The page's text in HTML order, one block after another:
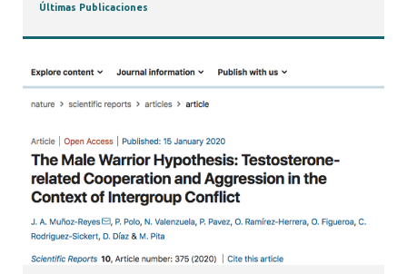
Últimas Publicaciones